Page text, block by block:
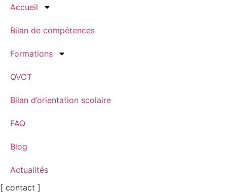
Accueil
Bilan de compétences
Formations
QVCT
Bilan d’orientation scolaire
FAQ
Blog
Actualités
[ contact ]